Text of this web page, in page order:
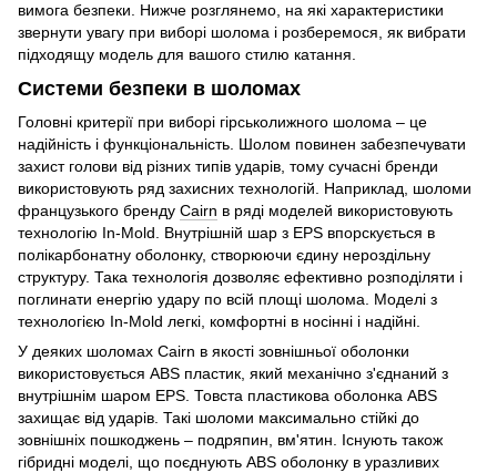
вимога безпеки. Нижче розглянемо, на які характеристики
звернути увагу при виборі шолома і розберемося, як вибрати
підходящу модель для вашого стилю катання.
Системи безпеки в шоломах
Головні критерії при виборі гірськолижного шолома – це
надійність і функціональність. Шолом повинен забезпечувати
захист голови від різних типів ударів, тому сучасні бренди
використовують ряд захисних технологій. Наприклад, шоломи
французького бренду Cairn в ряді моделей використовують
технологію In-Mold. Внутрішній шар з EPS впорскується в
полікарбонатну оболонку, створюючи єдину нероздільну
структуру. Така технологія дозволяє ефективно розподіляти і
поглинати енергію удару по всій площі шолома. Моделі з
технологією In-Mold легкі, комфортні в носінні і надійні.
У деяких шоломах Cairn в якості зовнішньої оболонки
використовується ABS пластик, який механічно з'єднаний з
внутрішнім шаром EPS. Товста пластикова оболонка ABS
захищає від ударів. Такі шоломи максимально стійкі до
зовнішніх пошкоджень – подряпин, вм'ятин. Існують також
гібридні моделі, що поєднують ABS оболонку в уразливих